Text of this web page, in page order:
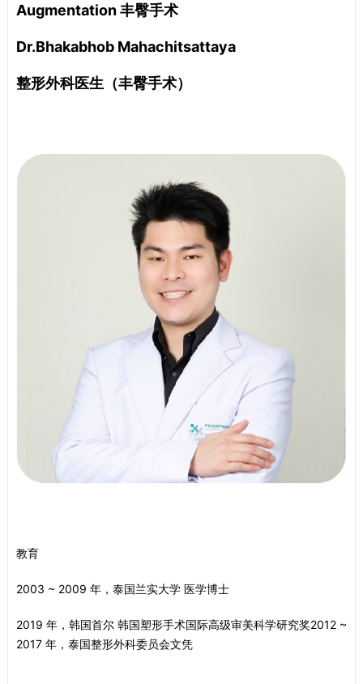
Augmentation 丰臀手术
Dr.Bhakabhob Mahachitsattaya
整形外科医生（丰臀手术）
教育
2003 ~ 2009 年，泰国兰实大学 医学博士
2019 年，韩国首尔 韩国塑形手术国际高级审美科学研究奖 2012 ~
2017 年，泰国整形外科委员会文凭